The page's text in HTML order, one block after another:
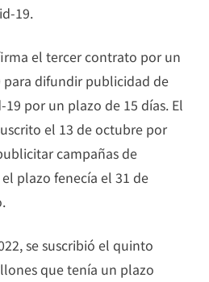
19.
el tercer contrato por un
para difundir publicidad de
por un plazo de 15 días. El
el 13 de octubre por
campañas de
plazo fenecía el 31 de
se suscribió el quinto
que tenía un plazo